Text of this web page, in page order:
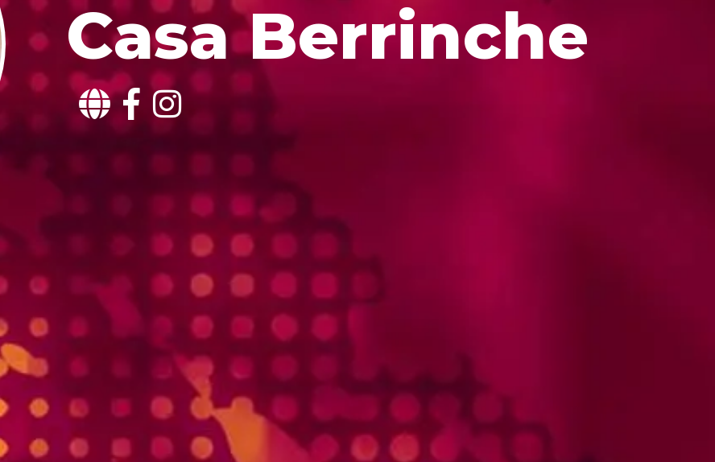
Casa Berrinche